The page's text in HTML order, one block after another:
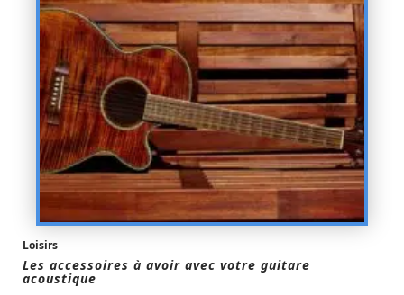
Loisirs
Les accessoires à avoir avec votre guitare
acoustique